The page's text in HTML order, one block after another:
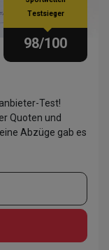
Testsieger
98/100
Test!
Quoten und
Abzüge gab es